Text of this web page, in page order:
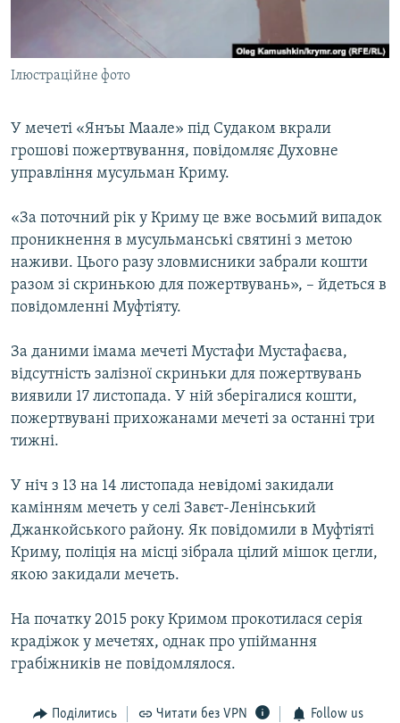
ВІДЕОУРОКИ «ELIFBE»
СВІДЧЕННЯ ОКУПАЦІЇ
УКРАЇНСЬКА ПРОБЛЕМА КРИМУ
Qırımtatar
Ілюстраційне фото
У мечеті «Янъы Маале» під Судаком вкрали
грошові пожертвування, повідомляє Духовне
управління мусульман Криму.
«За поточний рік у Криму це вже восьмий випадок
проникнення в мусульманські святині з метою
наживи. Цього разу зловмисники забрали кошти
разом зі скринькою для пожертвувань», – йдеться в
повідомленні Муфтіяту.
За даними імама мечеті Мустафи Мустафаєва,
відсутність залізної скриньки для пожертвувань
виявили 17 листопада. У ній зберігалися кошти,
пожертвувані прихожанами мечеті за останні три
тижні.
У ніч з 13 на 14 листопада невідомі закидали
камінням мечеть у селі Завєт-Ленінський
Джанкойського району. Як повідомили в Муфтіяті
Криму, поліція на місці зібрала цілий мішок цегли,
якою закидали мечеть.
На початку 2015 року Кримом прокотилася серія
крадіжок у мечетях, однак про упіймання
грабіжників не повідомлялося.
Поділитись Читати без VPN Follow us